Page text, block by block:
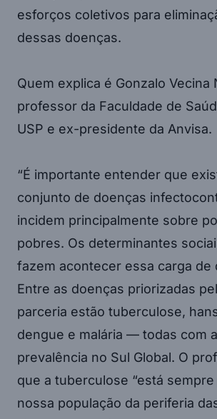
esforços coletivos para
dessas doenças.
Quem explica é Gonzalo Vecina
professor da Faculdade de
USP e ex-presidente da Anvisa.
“É importante entender que
conjunto de doenças
incidem principalmente sobre
pobres. Os determinantes
fazem acontecer essa carga de
Entre as doenças priorizadas
parceria estão tuberculose,
dengue e malária — todas com
prevalência no Sul Global. O
que a tuberculose “está
nossa população da periferia